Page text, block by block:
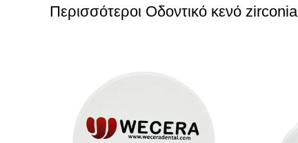
Περισσότεροι Οδοντικό κενό zirconia